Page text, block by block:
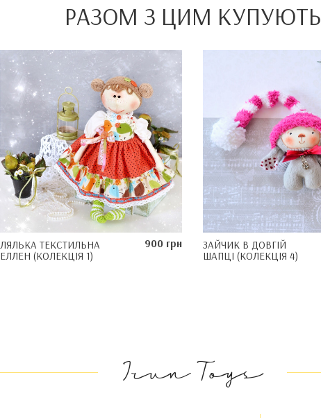
РАЗОМ З ЦИМ КУПУЮТЬ
ЛЯЛЬКА ТЕКСТИЛЬНА
ЕЛЛЕН (КОЛЕКЦІЯ 1)
900 грн
ЗАЙЧИК В ДОВГІЙ
ШАПЦІ (КОЛЕКЦІЯ 4)
Irun Toys